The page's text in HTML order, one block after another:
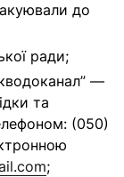
до
ради;
—
та
(050)
;